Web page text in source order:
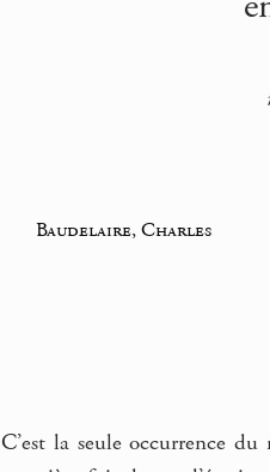
Baudelaire, Charles
C’est la seule occurrence